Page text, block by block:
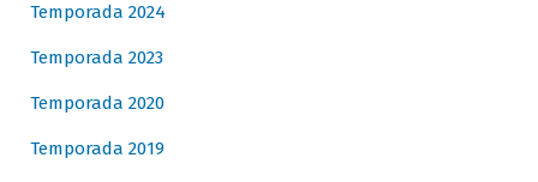
Temporada 2024
Temporada 2023
Temporada 2020
Temporada 2019